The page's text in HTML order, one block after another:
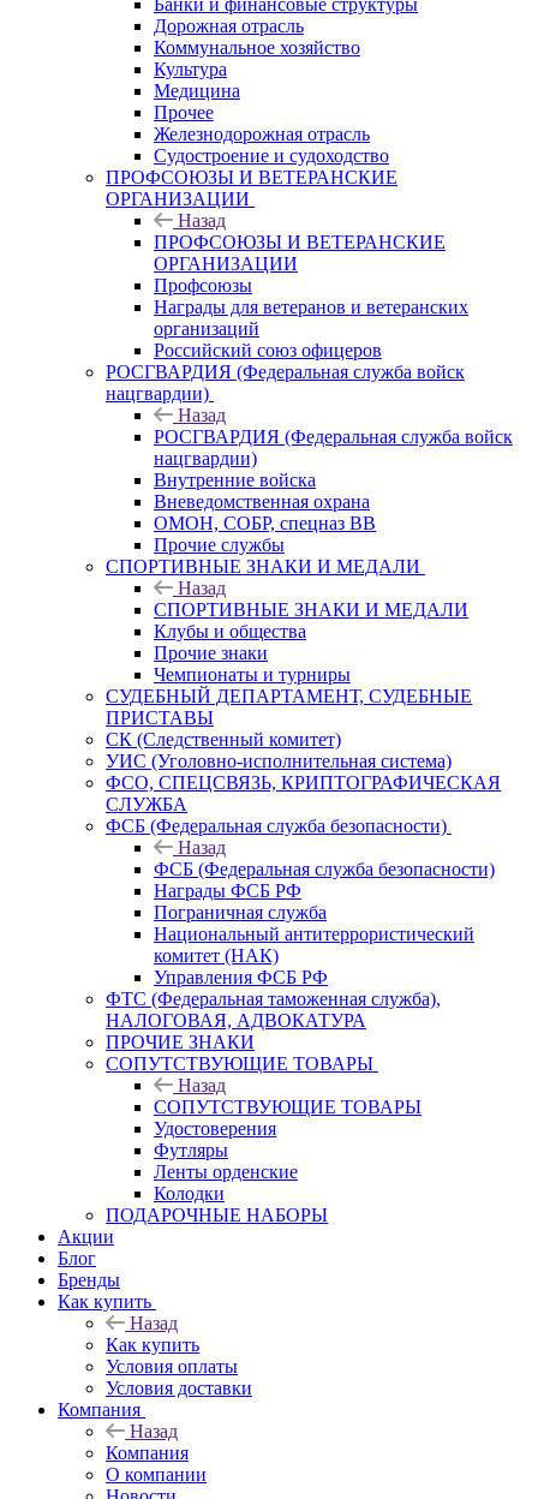
Банки и финансовые структуры
Дорожная отрасль
Коммунальное хозяйство
Культура
Медицина
Прочее
Железнодорожная отрасль
Судостроение и судоходство
ПРОФСОЮЗЫ И ВЕТЕРАНСКИЕ
ОРГАНИЗАЦИИ
Назад
ПРОФСОЮЗЫ И ВЕТЕРАНСКИЕ
ОРГАНИЗАЦИИ
Профсоюзы
Награды для ветеранов и ветеранских
организаций
Российский союз офицеров
РОСГВАРДИЯ (Федеральная служба войск
нацгвардии)
Назад
РОСГВАРДИЯ (Федеральная служба войск
нацгвардии)
Внутренние войска
Вневедомственная охрана
ОМОН, СОБР, спецназ ВВ
Прочие службы
СПОРТИВНЫЕ ЗНАКИ И МЕДАЛИ
Назад
СПОРТИВНЫЕ ЗНАКИ И МЕДАЛИ
Клубы и общества
Прочие знаки
Чемпионаты и турниры
СУДЕБНЫЙ ДЕПАРТАМЕНТ, СУДЕБНЫЕ
ПРИСТАВЫ
СК (Следственный комитет)
УИС (Уголовно-исполнительная система)
ФСО, СПЕЦСВЯЗЬ, КРИПТОГРАФИЧЕСКАЯ
СЛУЖБА
ФСБ (Федеральная служба безопасности)
Назад
ФСБ (Федеральная служба безопасности)
Награды ФСБ РФ
Пограничная служба
Национальный антитеррористический
комитет (НАК)
Управления ФСБ РФ
ФТС (Федеральная таможенная служба),
НАЛОГОВАЯ, АДВОКАТУРА
ПРОЧИЕ ЗНАКИ
СОПУТСТВУЮЩИЕ ТОВАРЫ
Назад
СОПУТСТВУЮЩИЕ ТОВАРЫ
Удостоверения
Футляры
Ленты орденские
Колодки
ПОДАРОЧНЫЕ НАБОРЫ
Акции
Блог
Бренды
Как купить
Назад
Как купить
Условия оплаты
Условия доставки
Компания
Назад
Компания
О компании